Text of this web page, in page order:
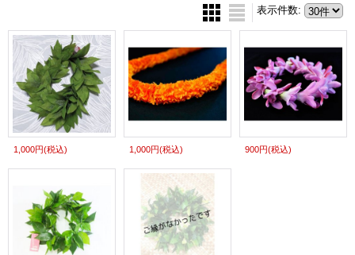
表示件数:
1,000円(税込) 1,000円(税込) 900円(税込)